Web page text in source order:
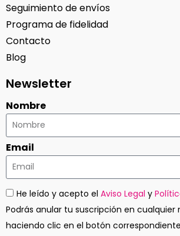
Seguimiento de envíos
Programa de fidelidad
Contacto
Blog
Newsletter
Nombre
Email
He leído y acepto el Aviso Legal y
Podrás anular tu suscripción en
haciendo clic en el botón